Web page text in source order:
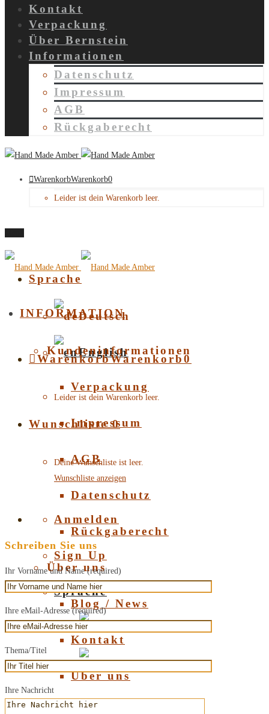
Kontakt
Verpackung
Über Bernstein
Informationen
Datenschutz
Impressum
AGB
Rückgaberecht
WarenkorbWarenkorb0
Leider ist dein Warenkorb leer.
Sprache
Deutsch
English
INFORMATION
Kundeninformationen
Verpackung
Impressum
AGB
Datenschutz
Rückgaberecht
Über uns
Blog / News
Kontakt
Über uns
WarenkorbWarenkorb0
Leider ist dein Warenkorb leer.
Wunschliste 0
Deine Wunschliste ist leer.
Wunschliste anzeigen
Anmelden
Sign Up
Sprache
Deutsch
English
Schreiben Sie uns
Ihr Vorname und Name (required)
Ihre eMail-Adresse (required)
Thema/Titel
Ihre Nachricht